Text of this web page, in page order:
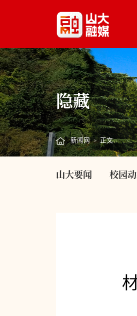
隐藏
新闻网 > 正文
山大要闻 校园